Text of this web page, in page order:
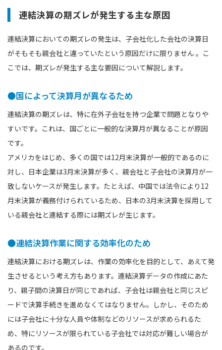
連結決算の期ズレが発生する主な原因
連結決算においての期ズレの発生は、子会社化した会社の決算日
がそもそも親会社と違っていたという原因だけに限りません 。こ
こでは、期ズレが発生する主な要因について解説します。
●国によって決算月が異なるため
連結決算の期ズレは、特に在外子会社を持つ企業で問題となりや
すいです。これは、国ごとに一般的な決算月が異なることが原因
です。
アメリカをはじめ、多くの国では12月末決算が一般的であるのに
対し、日本企業は3月末決算が多く、親会社と子会社の決算月が一
致しないケースが発生します。たとえば、中国では法令により12
月末決算が義務付けられているため、日本の3月末決算を採用して
いる親会社と連結する際には期ズレが生じます。
●連結決算作業に関する効率化のため
連結決算における期ズレは、作業の効率化を目的として、あえて発
生させるという考え方もあります。連結決算データの作成にあた
り、親子間の決算日が同じであれば、子会社は親会社と同じスピ
ードで決算手続きを進めなくてはなりません。しかし、そのため
には子会社に十分な人員や体制などのリソースが求められるた
め、特にリソースが限られている子会社では対応が難しい場合が
あるのです。